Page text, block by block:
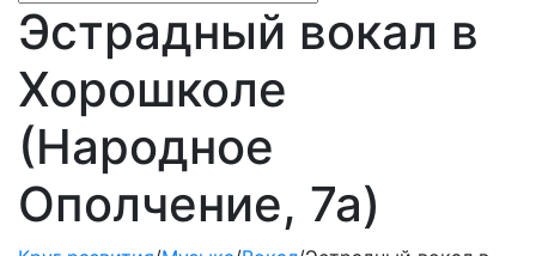
Эстрадный вокал в
Хорошколе
(Народное
Ополчение, 7а)